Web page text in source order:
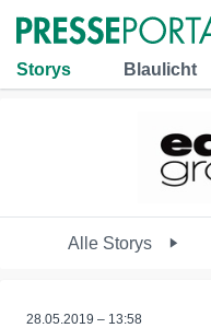
Storys Blaulicht
Alle Storys
28.05.2019 – 13:58